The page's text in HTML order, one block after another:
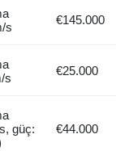
s
€145.000
s
€25.000
güç:
€44.000